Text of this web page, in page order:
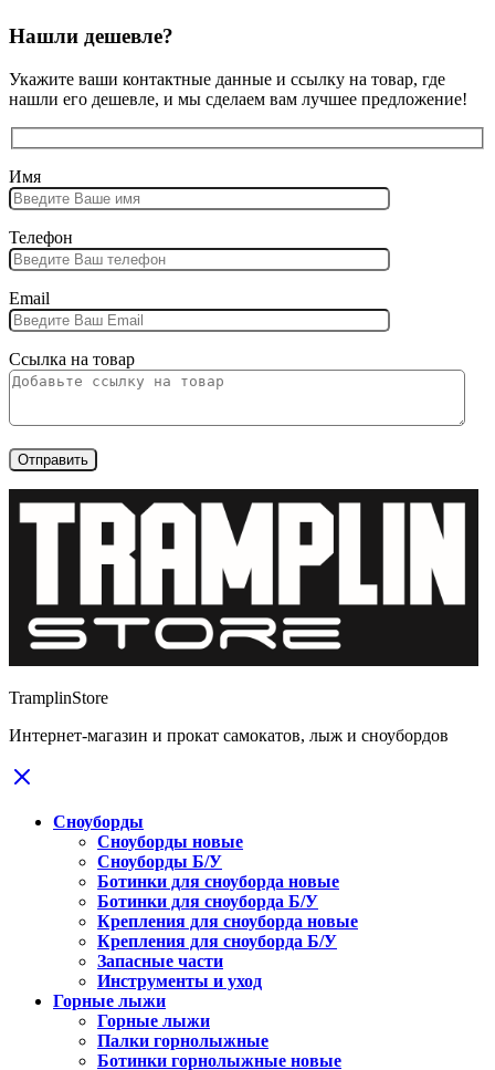
Нашли дешевле?
Укажите ваши контактные данные и ссылку на товар, где
нашли его дешевле, и мы сделаем вам лучшее предложение!
Имя
Телефон
Email
Ссылка на товар
TramplinStore
Интернет-магазин и прокат самокатов, лыж и сноубордов
Сноуборды
Сноуборды новые
Сноуборды Б/У
Ботинки для сноуборда новые
Ботинки для сноуборда Б/У
Крепления для сноуборда новые
Крепления для сноуборда Б/У
Запасные части
Инструменты и уход
Горные лыжи
Горные лыжи
Палки горнолыжные
Ботинки горнолыжные новые